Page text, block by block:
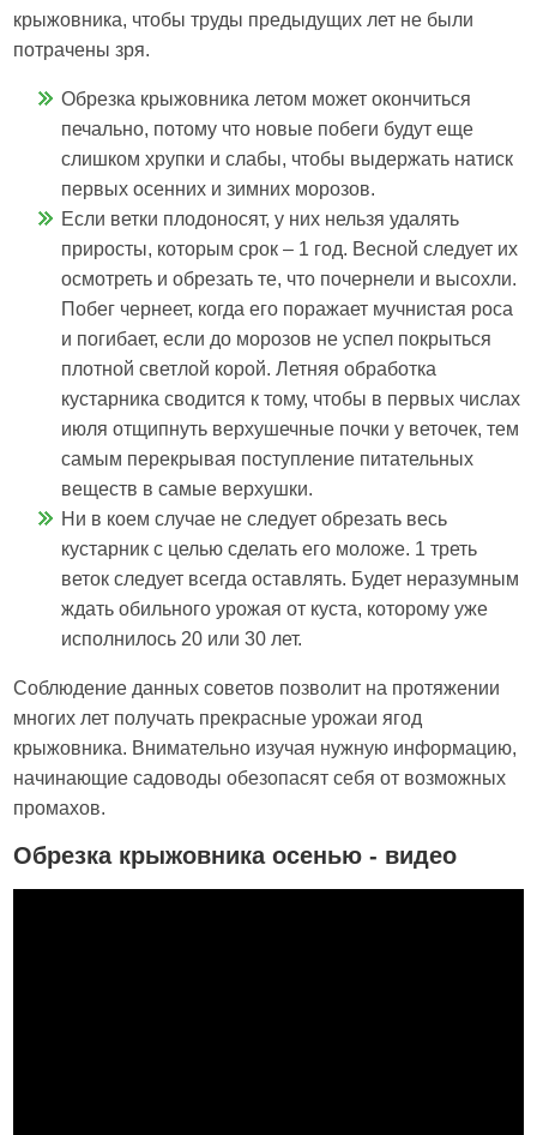
крыжовника, чтобы труды предыдущих лет не были
потрачены зря.
Обрезка крыжовника летом может окончиться
печально, потому что новые побеги будут еще
слишком хрупки и слабы, чтобы выдержать натиск
первых осенних и зимних морозов.
Если ветки плодоносят, у них нельзя удалять
приросты, которым срок – 1 год. Весной следует их
осмотреть и обрезать те, что почернели и высохли.
Побег чернеет, когда его поражает мучнистая роса
и погибает, если до морозов не успел покрыться
плотной светлой корой. Летняя обработка
кустарника сводится к тому, чтобы в первых числах
июля отщипнуть верхушечные почки у веточек, тем
самым перекрывая поступление питательных
веществ в самые верхушки.
Ни в коем случае не следует обрезать весь
кустарник с целью сделать его моложе. 1 треть
веток следует всегда оставлять. Будет неразумным
ждать обильного урожая от куста, которому уже
исполнилось 20 или 30 лет.
Соблюдение данных советов позволит на протяжении
многих лет получать прекрасные урожаи ягод
крыжовника. Внимательно изучая нужную информацию,
начинающие садоводы обезопасят себя от возможных
промахов.
Обрезка крыжовника осенью - видео